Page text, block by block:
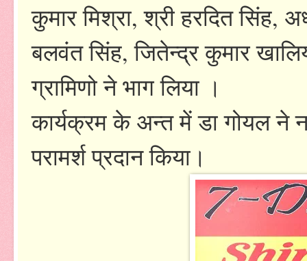
कुमार मिश्रा, श्री हरदित सिंह,
बलवंत सिंह, जितेन्द्र कुमार
ग्रामिणो ने भाग लिया ।
कार्यक्रम के अन्त में डा गोयल ने
परामर्श प्रदान किया।